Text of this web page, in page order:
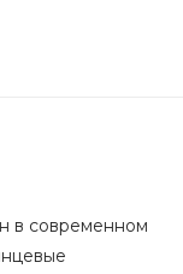
в современном